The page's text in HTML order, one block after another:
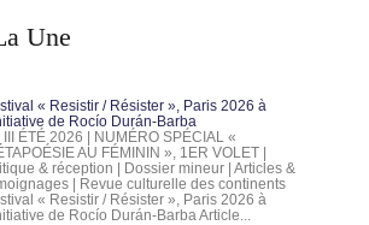
Une
« Resistir / Résister », Paris 2026 à
de Rocío Durán-Barba
III ÉTÉ 2026 | NUMÉRO SPÉCIAL «
AU FÉMININ », 1ER VOLET |
& réception | Dossier mineur | Articles &
| Revue culturelle des continents
« Resistir / Résister », Paris 2026 à
de Rocío Durán-Barba Article...